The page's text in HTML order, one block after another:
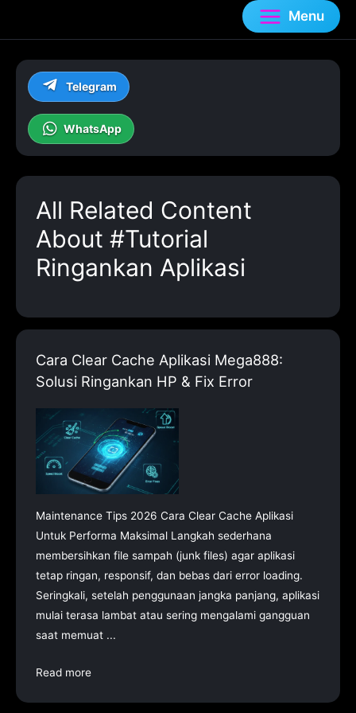
Menu
Telegram
WhatsApp
All Related Content
About #Tutorial
Ringankan Aplikasi
Cara Clear Cache Aplikasi Mega888:
Solusi Ringankan HP & Fix Error
Maintenance Tips 2026 Cara Clear Cache Aplikasi
Untuk Performa Maksimal Langkah sederhana
membersihkan file sampah (junk files) agar aplikasi
tetap ringan, responsif, dan bebas dari error loading.
Seringkali, setelah penggunaan jangka panjang, aplikasi
mulai terasa lambat atau sering mengalami gangguan
saat memuat ...
Read more